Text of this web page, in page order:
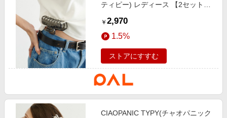
ティピー) レディース 【2セット】
￥ 2,970
1.5%
ストアにすすむ
CIAOPANIC TYPY(チャオパニック